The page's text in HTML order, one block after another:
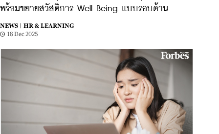
พร้อมขยายสวัสดิการ Well-Being แบบรอบด้าน
NEWS |
HR & LEARNING
18 Dec 2025